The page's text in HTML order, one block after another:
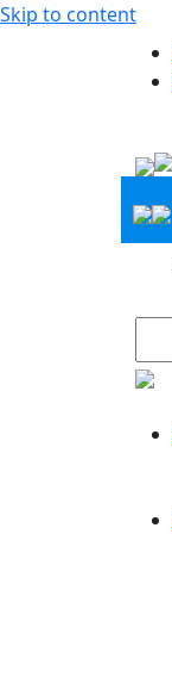
Skip to content